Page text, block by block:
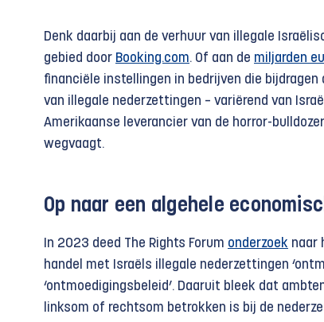
Denk daarbij aan de verhuur van illegale
gebied door Booking.com. Of aan de miljarden
financiële instellingen in bedrijven die
van illegale nederzettingen – variërend van
Amerikaanse leverancier van de horror-
wegvaagt.
Op naar een algehele
In 2023 deed The Rights Forum onderzoek naar
handel met Israëls illegale nederzet­tingen
‘ontmoedigingsbeleid’. Daaruit bleek dat
linksom of rechtsom betrokken is bij de